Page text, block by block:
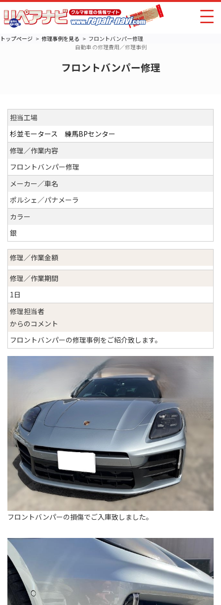
トップページ 修理事例を見る
フロントバンパー修理
自動車 の修理費用／修理事例
フロントバンパー修理
担当工場
杉並モータース 練馬BPセンター
修理／作業内容
フロントバンパー修理
メーカー／車名
ポルシェ／パナメーラ
カラー
銀
修理／作業金額
修理／作業期間
1日
修理担当者
からのコメント
フロントバンパーの修理事例をご紹介致します。
フロントバンパーの損傷でご入庫致しました。